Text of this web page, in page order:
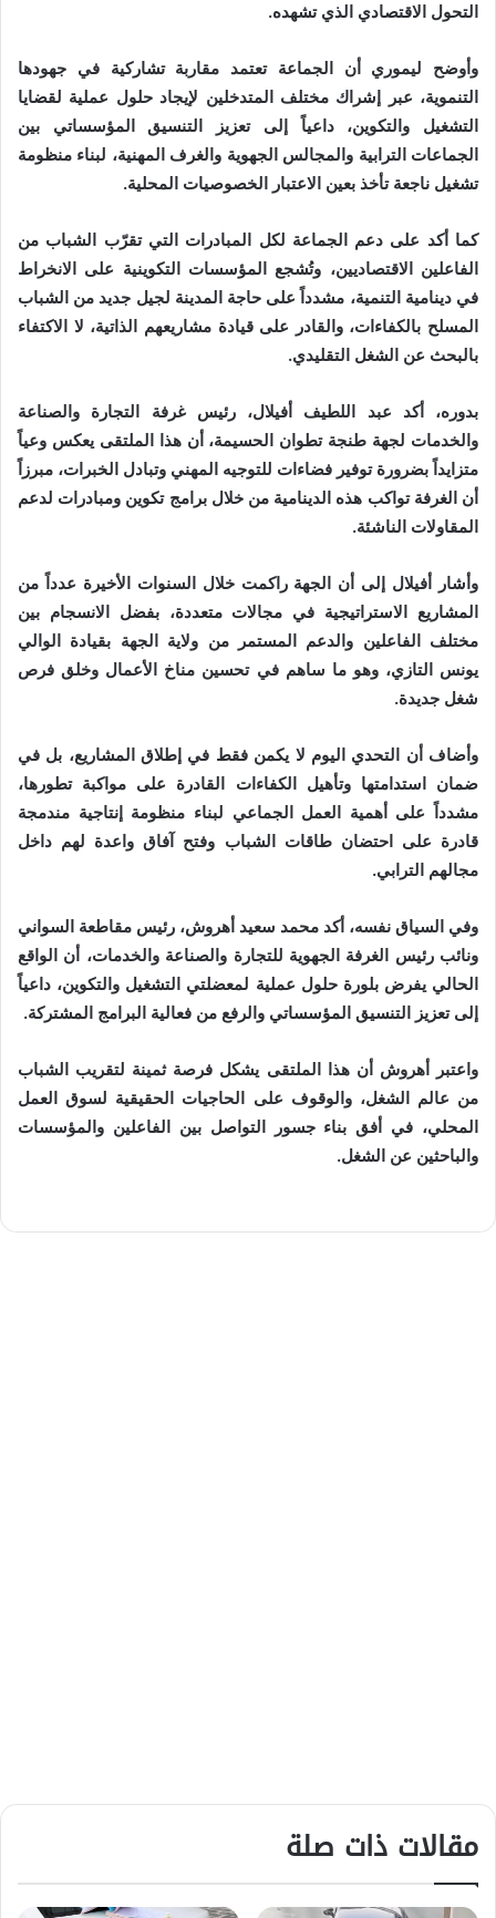
التحول الاقتصادي الذي تشهده.
وأوضح ليموري أن الجماعة تعتمد مقاربة تشاركية في جهودها
التنموية، عبر إشراك مختلف المتدخلين لإيجاد حلول عملية لقضايا
التشغيل والتكوين، داعياً إلى تعزيز التنسيق المؤسساتي بين
الجماعات الترابية والمجالس الجهوية والغرف المهنية، لبناء منظومة
تشغيل ناجعة تأخذ بعين الاعتبار الخصوصيات المحلية.
كما أكد على دعم الجماعة لكل المبادرات التي تقرّب الشباب من
الفاعلين الاقتصاديين، وتُشجع المؤسسات التكوينية على الانخراط
في دينامية التنمية، مشدداً على حاجة المدينة لجيل جديد من الشباب
المسلح بالكفاءات، والقادر على قيادة مشاريعهم الذاتية، لا الاكتفاء
بالبحث عن الشغل التقليدي.
بدوره، أكد عبد اللطيف أفيلال، رئيس غرفة التجارة والصناعة
والخدمات لجهة طنجة تطوان الحسيمة، أن هذا الملتقى يعكس وعياً
متزايداً بضرورة توفير فضاءات للتوجيه المهني وتبادل الخبرات، مبرزاً
أن الغرفة تواكب هذه الدينامية من خلال برامج تكوين ومبادرات لدعم
المقاولات الناشئة.
وأشار أفيلال إلى أن الجهة راكمت خلال السنوات الأخيرة عدداً من
المشاريع الاستراتيجية في مجالات متعددة، بفضل الانسجام بين
مختلف الفاعلين والدعم المستمر من ولاية الجهة بقيادة الوالي
يونس التازي، وهو ما ساهم في تحسين مناخ الأعمال وخلق فرص
شغل جديدة.
وأضاف أن التحدي اليوم لا يكمن فقط في إطلاق المشاريع، بل في
ضمان استدامتها وتأهيل الكفاءات القادرة على مواكبة تطورها،
مشدداً على أهمية العمل الجماعي لبناء منظومة إنتاجية مندمجة
قادرة على احتضان طاقات الشباب وفتح آفاق واعدة لهم داخل
مجالهم الترابي.
وفي السياق نفسه، أكد محمد سعيد أهروش، رئيس مقاطعة السواني
ونائب رئيس الغرفة الجهوية للتجارة والصناعة والخدمات، أن الواقع
الحالي يفرض بلورة حلول عملية لمعضلتي التشغيل والتكوين، داعياً
إلى تعزيز التنسيق المؤسساتي والرفع من فعالية البرامج المشتركة.
واعتبر أهروش أن هذا الملتقى يشكل فرصة ثمينة لتقريب الشباب
من عالم الشغل، والوقوف على الحاجيات الحقيقية لسوق العمل
المحلي، في أفق بناء جسور التواصل بين الفاعلين والمؤسسات
والباحثين عن الشغل.
مقالات ذات صلة